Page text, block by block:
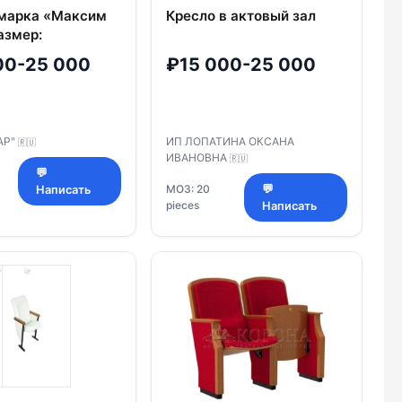
«Максим
25 000
🇷🇺
💬
Написать
Кресло в актовый зал
₽15 000-25 000
ИП ЛОПАТИНА ОКСАНА
ИВАНОВНА 🇷🇺
МОЗ: 20
pieces
💬
Написать